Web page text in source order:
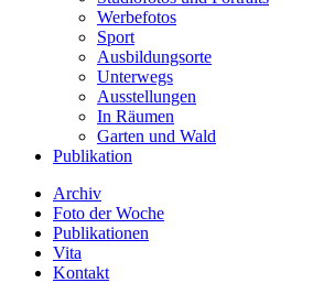
Werbefotos
Sport
Ausbildungsorte
Unterwegs
Ausstellungen
In Räumen
Garten und Wald
Publikation
Archiv
Foto der Woche
Publikationen
Vita
Kontakt